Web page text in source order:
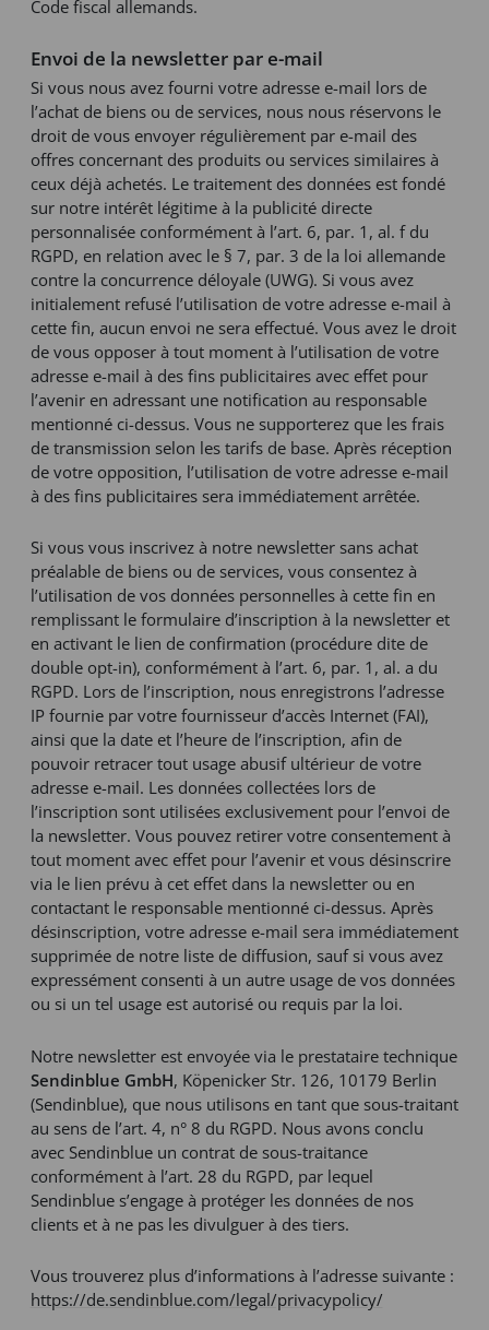
Code fiscal allemands.
Envoi de la newsletter par e-mail
Si vous nous avez fourni votre adresse e-mail lors de
l’achat de biens ou de services, nous nous réservons le
droit de vous envoyer régulièrement par e-mail des
offres concernant des produits ou services similaires à
ceux déjà achetés. Le traitement des données est fondé
sur notre intérêt légitime à la publicité directe
personnalisée conformément à l’art. 6, par. 1, al. f du
RGPD, en relation avec le § 7, par. 3 de la loi allemande
contre la concurrence déloyale (UWG). Si vous avez
initialement refusé l’utilisation de votre adresse e-mail à
cette fin, aucun envoi ne sera effectué. Vous avez le droit
de vous opposer à tout moment à l’utilisation de votre
adresse e-mail à des fins publicitaires avec effet pour
l’avenir en adressant une notification au responsable
mentionné ci-dessus. Vous ne supporterez que les frais
de transmission selon les tarifs de base. Après réception
de votre opposition, l’utilisation de votre adresse e-mail
à des fins publicitaires sera immédiatement arrêtée.
Si vous vous inscrivez à notre newsletter sans achat
préalable de biens ou de services, vous consentez à
l’utilisation de vos données personnelles à cette fin en
remplissant le formulaire d’inscription à la newsletter et
en activant le lien de confirmation (procédure dite de
double opt-in), conformément à l’art. 6, par. 1, al. a du
RGPD. Lors de l’inscription, nous enregistrons l’adresse
IP fournie par votre fournisseur d’accès Internet (FAI),
ainsi que la date et l’heure de l’inscription, afin de
pouvoir retracer tout usage abusif ultérieur de votre
adresse e-mail. Les données collectées lors de
l’inscription sont utilisées exclusivement pour l’envoi de
la newsletter. Vous pouvez retirer votre consentement à
tout moment avec effet pour l’avenir et vous désinscrire
via le lien prévu à cet effet dans la newsletter ou en
contactant le responsable mentionné ci-dessus. Après
désinscription, votre adresse e-mail sera immédiatement
supprimée de notre liste de diffusion, sauf si vous avez
expressément consenti à un autre usage de vos données
ou si un tel usage est autorisé ou requis par la loi.
Notre newsletter est envoyée via le prestataire technique
Sendinblue GmbH, Köpenicker Str. 126, 10179 Berlin
(Sendinblue), que nous utilisons en tant que sous-traitant
au sens de l’art. 4, n° 8 du RGPD. Nous avons conclu
avec Sendinblue un contrat de sous-traitance
conformément à l’art. 28 du RGPD, par lequel
Sendinblue s’engage à protéger les données de nos
clients et à ne pas les divulguer à des tiers.
Vous trouverez plus d’informations à l’adresse suivante :
https://de.sendinblue.com/legal/privacypolicy/